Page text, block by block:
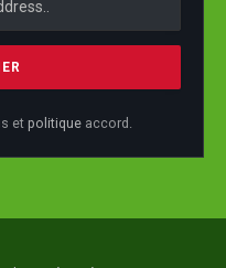
et politiqueaccord.